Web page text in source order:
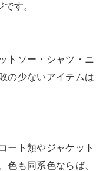
す。
トソー・シャツ・ニ
の少ないアイテムは
ート類やジャケット
色も同系色ならば、